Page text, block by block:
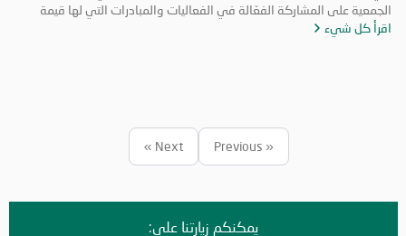
الجمعية على المشاركة الفعّالة في الفعاليات والمبادرات التي لها قيمة
مضافة تعود على المجتمع بالخير والنفع، وهو ما تتميز به فعاليات "رمضان
وتعزيزاً لمكانة الإمارة وإبراز دورها في نشر قيم الخير والمحبة في الشهر
اقرأ كل شيء
« Previous
Next »
يمكنكم زيارتنا على: